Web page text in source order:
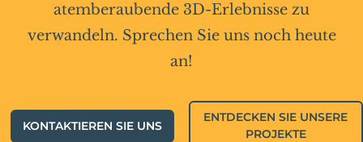
atemberaubende 3D-Erlebnisse zu
verwandeln. Sprechen Sie uns noch heute
an!
KONTAKTIEREN SIE UNS
ENTDECKEN SIE UNSERE
PROJEKTE